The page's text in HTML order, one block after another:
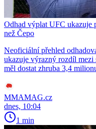
Odhad výplat UFC ukazuje
než Čepo
Neoficiální přehled
ukazuje výrazný rozdíl
měl dostat zhruba 3,4
MMAMAG.cz
dnes, 10:04
1 min